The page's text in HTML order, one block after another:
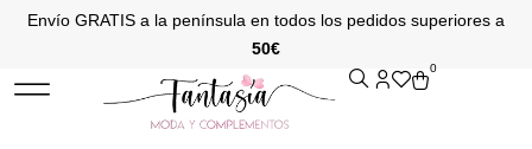
Envío GRATIS a la península en todos los pedidos superiores a
50€
0